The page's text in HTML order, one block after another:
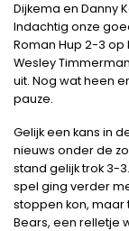
Dijkema en Danny
Indachtig onze
Roman Hup 2-3 op
Wesley
uit. Nog wat heen
pauze.
Gelijk een kans in
nieuws onder de
stand gelijk trok 3-
spel ging verder
stoppen kon, maar
Bears, een relletje